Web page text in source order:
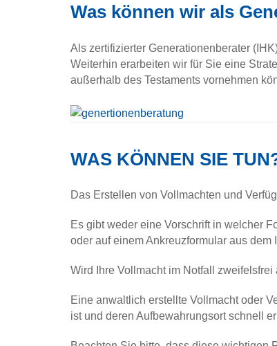
Was können wir als
Als zertifizierter Generationenberater
Weiterhin erarbeiten wir für Sie eine
außerhalb des Testaments vornehmen
WAS KÖNNEN SIE
Das Erstellen von Vollmachten und
Es gibt weder eine Vorschrift in welcher
oder auf einem Ankreuzformular aus dem
Wird Ihre Vollmacht im Notfall zweifelsfrei
Eine anwaltlich erstellte Vollmacht oder
ist und deren Aufbewahrungsort schnell